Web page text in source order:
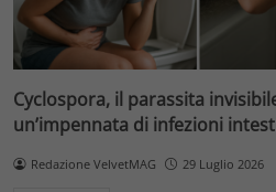
Cyclospora, il parassita
un’impennata di infezioni
Redazione VelvetMAG 29 Luglio 2026